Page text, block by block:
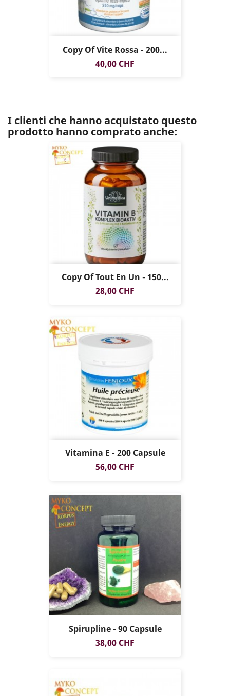
Copy Of Vite Rossa - 200...
Prezzo
40,00 CHF
I clienti che hanno acquistato questo
prodotto hanno comprato anche:
Copy Of Tout En Un - 150...
Prezzo
28,00 CHF
Vitamina E - 200 Capsule
Prezzo
56,00 CHF
Spirupline - 90 Capsule
Prezzo
38,00 CHF